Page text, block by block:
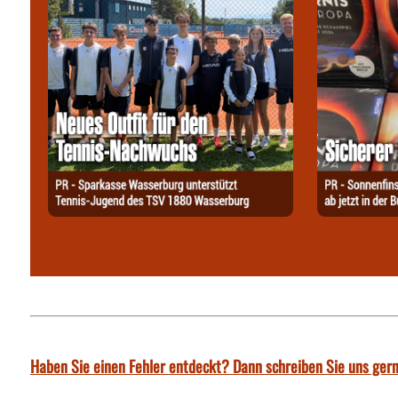
Haben Sie einen Fehler entdeckt? Dann schreiben Sie uns